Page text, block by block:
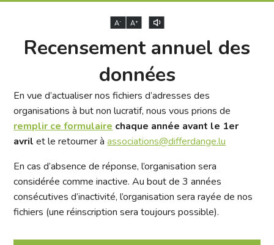
A- A+
Recensement annuel des
données
En vue d’actualiser nos fichiers d’adresses des
organisations à but non lucratif, nous vous prions de
remplir ce formulaire chaque année avant le 1er
avril et le retourner àassociations@differdange.lu
En cas d’absence de réponse, l’organisation sera
considérée comme inactive. Au bout de 3 années
consécutives d’inactivité, l’organisation sera rayée de nos
fichiers (une réinscription sera toujours possible).